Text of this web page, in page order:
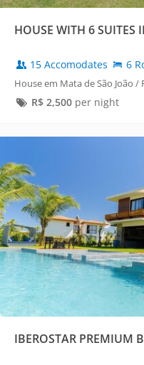
HOUSE WITH 6 SUITES
15 Accomodates 6
House em Mata de São João /
R$ 2,500per night
IBEROSTAR PREMIUM